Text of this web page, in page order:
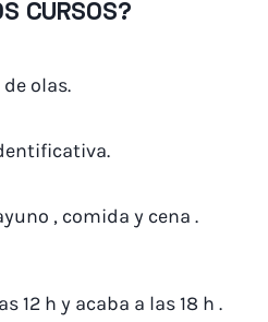
CURSOS?
olas.
, comida y cena .
12 h y acaba a las 18 h .